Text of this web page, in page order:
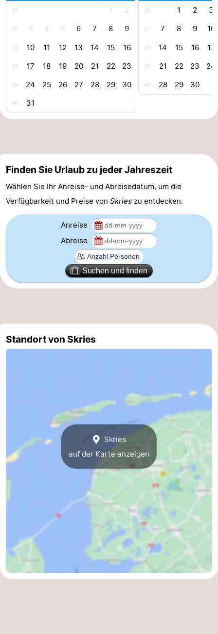
Schiermonnikoog
Texel
Wetter
Kontakt
31 1 2
32 3 4 5 6 7 8 9
33 10 11 12 13 14 15 16
34 17 18 19 20 21 22 23
35 24 25 26 27 28 29 30
36 31
36 1 2 3
37 7 8 9 10
38 14 15 16 17
39 21 22 23 24
40 28 29 30
Finden Sie Urlaub zu jeder Jahreszeit
Wählen Sie Ihr Anreise- und Abreisedatum, um die
Verfügbarkeit und Preise von Skries zu entdecken.
Anreise
Abreise
Suchen und finden
Standort von Skries
Skries
auf der Karte anzeigen